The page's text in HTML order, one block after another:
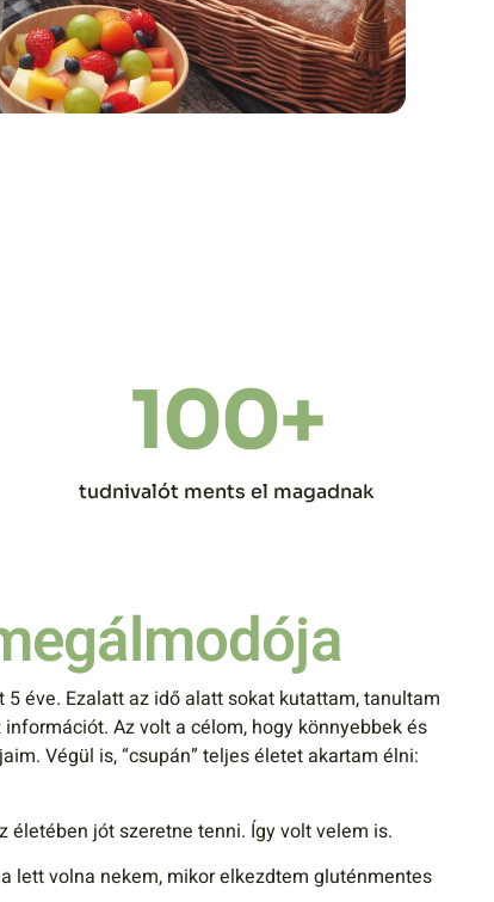
tudnivalót ments el magadnak
100+
éve. Ezalatt az idő alatt sokat kutattam, tanultam
Az volt a célom, hogy könnyebbek és
Végül is, “csupán” teljes életet akartam élni:
életében jót szeretne tenni. Így volt velem is.
lett volna nekem, mikor elkezdtem gluténmentes